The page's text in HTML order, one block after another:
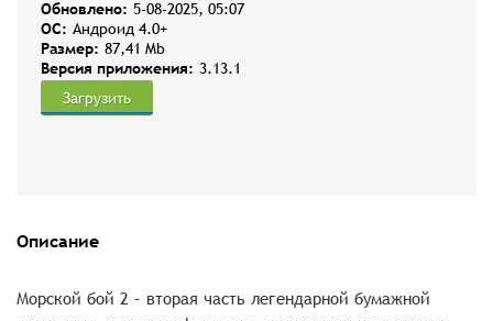
Обновлено: 5-08-2025, 05:07
OC: Андроид 4.0+
Размер: 87,41 Mb
Версия приложения: 3.13.1
Загрузить
Описание
Морской бой 2 – вторая часть легендарной бумажной